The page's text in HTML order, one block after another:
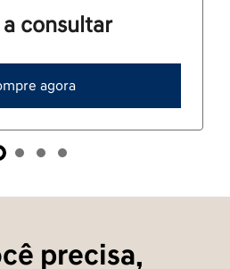
consultar
agora
precisa,